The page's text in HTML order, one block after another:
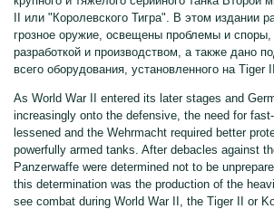
II или "Королевского Тигра". В этом издании
грозное оружие, освещены проблемы и споры,
разработкой и производством, а также дано
всего оборудования, установленного на Tiger
As World War II entered its later stages and
increasingly onto the defensive, the need for
lessened and the Wehrmacht required better
powerfully armed tanks. After debacles against
Panzerwaffe were determined not to be
this determination was the production of the
see combat during World War II, the Tiger II or